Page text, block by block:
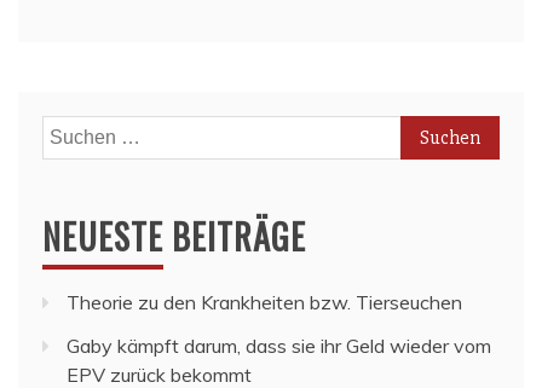
Suchen
nach:
NEUESTE BEITRÄGE
Theorie zu den Krankheiten bzw. Tierseuchen
Gaby kämpft darum, dass sie ihr Geld wieder vom
EPV zurück bekommt